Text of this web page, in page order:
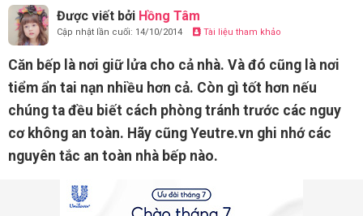
Được viết bởi Hồng Tâm
Cập nhật lần cuối: 14/10/2014 Tài liệu tham khảo
Căn bếp là nơi giữ lửa cho cả nhà. Và đó cũng là nơi
tiểm ẩn tai nạn nhiều hơn cả. Còn gì tốt hơn nếu
chúng ta đều biết cách phòng tránh trước các nguy
cơ không an toàn. Hãy cũng Yeutre.vn ghi nhớ các
nguyên tắc an toàn nhà bếp nào.